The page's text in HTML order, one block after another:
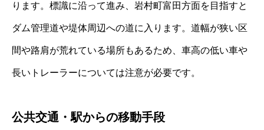
ります。標識に沿って進み、岩村町富田方面を目指すと
ダム管理道や堤体周辺への道に入ります。道幅が狭い区
間や路肩が荒れている場所もあるため、車高の低い車や
長いトレーラーについては注意が必要です。
公共交通・駅からの移動手段